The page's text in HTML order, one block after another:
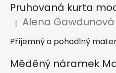
Pruhovaná kurta
Hodnocení produktu je 5 z
| Alena Gawdunová
Příjemný a pohodlný